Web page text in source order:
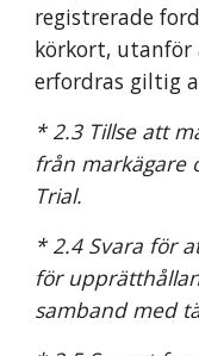
registrerade
körkort, utanför
erfordras giltig
* 2.3 Tillse att
från markägare
Trial.
* 2.4 Svara för
för
samband med